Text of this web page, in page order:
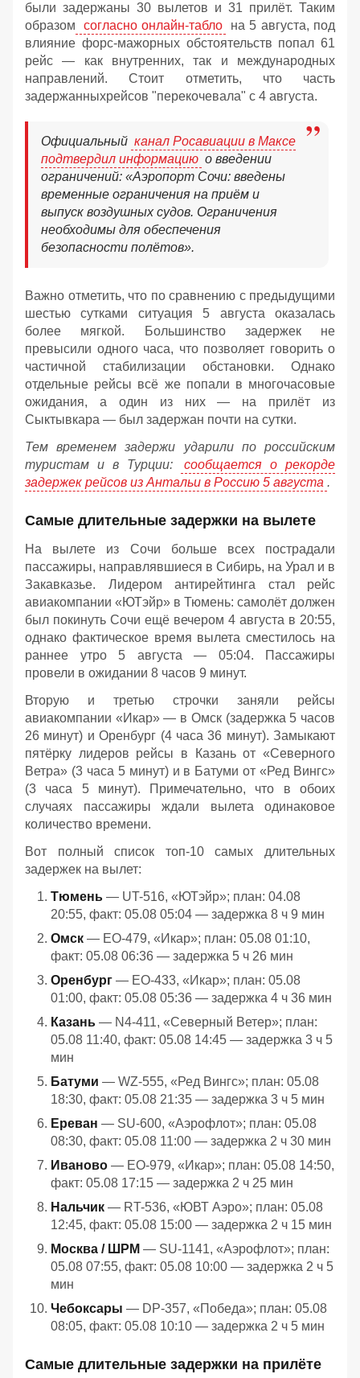
были задержаны 30 вылетов и 31 прилёт. Таким
образом
согласно онлайн-табло
на 5 августа, под
влияние форс-мажорных обстоятельств попал 61
рейс — как внутренних, так и международных
направлений. Стоит отметить, что часть
задержанныхрейсов "перекочевала" с 4 августа.
Официальный канал Росавиации в Максе
подтвердил информацию о введении
ограничений: «Аэропорт Сочи: введены
временные ограничения на приём и
выпуск воздушных судов. Ограничения
необходимы для обеспечения
безопасности полётов».
Важно отметить, что по сравнению с предыдущими
шестью сутками ситуация 5 августа оказалась
более мягкой. Большинство задержек не
превысили одного часа, что позволяет говорить о
частичной стабилизации обстановки. Однако
отдельные рейсы всё же попали в многочасовые
ожидания, а один из них — на прилёт из
Сыктывкара — был задержан почти на сутки.
Тем временем задержи ударили по российским
туристам и в Турции:
сообщается о рекорде
задержек рейсов из Антальи в Россию 5 августа .
Самые длительные задержки на вылете
На вылете из Сочи больше всех пострадали
пассажиры, направлявшиеся в Сибирь, на Урал и в
Закавказье. Лидером антирейтинга стал рейс
авиакомпании «ЮТэйр» в Тюмень: самолёт должен
был покинуть Сочи ещё вечером 4 августа в 20:55,
однако фактическое время вылета сместилось на
раннее утро 5 августа — 05:04. Пассажиры
провели в ожидании 8 часов 9 минут.
Вторую и третью строчки заняли рейсы
авиакомпании «Икар» — в Омск (задержка 5 часов
26 минут) и Оренбург (4 часа 36 минут). Замыкают
пятёрку лидеров рейсы в Казань от «Северного
Ветра» (3 часа 5 минут) и в Батуми от «Ред Вингс»
(3 часа 5 минут). Примечательно, что в обоих
случаях пассажиры ждали вылета одинаковое
количество времени.
Вот полный список топ-10 самых длительных
задержек на вылет:
Тюмень — UT-516, «ЮТэйр»; план: 04.08
20:55, факт: 05.08 05:04 — задержка 8 ч 9 мин
Омск — EO-479, «Икар»; план: 05.08 01:10,
факт: 05.08 06:36 — задержка 5 ч 26 мин
Оренбург — EO-433, «Икар»; план: 05.08
01:00, факт: 05.08 05:36 — задержка 4 ч 36 мин
Казань — N4-411, «Северный Ветер»; план:
05.08 11:40, факт: 05.08 14:45 — задержка 3 ч 5
мин
Батуми — WZ-555, «Ред Вингс»; план: 05.08
18:30, факт: 05.08 21:35 — задержка 3 ч 5 мин
Ереван — SU-600, «Аэрофлот»; план: 05.08
08:30, факт: 05.08 11:00 — задержка 2 ч 30 мин
Иваново — EO-979, «Икар»; план: 05.08 14:50,
факт: 05.08 17:15 — задержка 2 ч 25 мин
Нальчик — RT-536, «ЮВТ Аэро»; план: 05.08
12:45, факт: 05.08 15:00 — задержка 2 ч 15 мин
Москва / ШРМ — SU-1141, «Аэрофлот»; план:
05.08 07:55, факт: 05.08 10:00 — задержка 2 ч 5
мин
Чебоксары — DP-357, «Победа»; план: 05.08
08:05, факт: 05.08 10:10 — задержка 2 ч 5 мин
Самые длительные задержки на прилёте